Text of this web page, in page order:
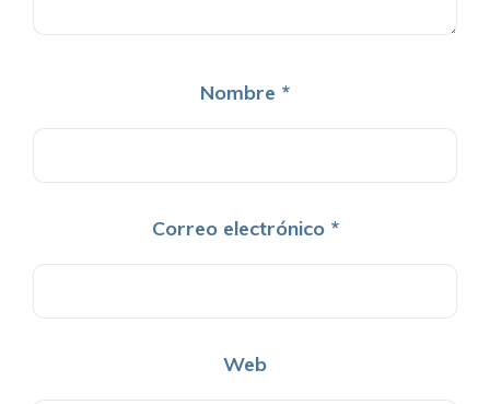
Nombre *
Correo electrónico *
Web